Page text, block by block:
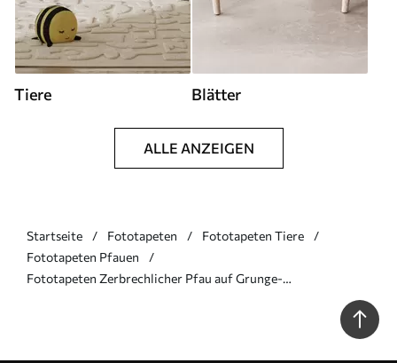
Tiere Blätter
ALLE ANZEIGEN
Startseite Fototapeten
Fototapeten Tiere
Fototapeten Pfauen
Fototapeten Zerbrechlicher Pfau auf Grunge-